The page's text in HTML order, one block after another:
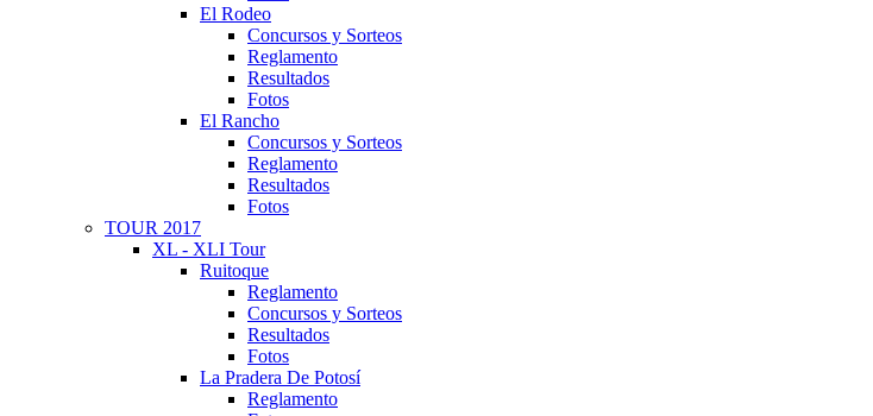
El Rodeo
Concursos y Sorteos
Reglamento
Resultados
Fotos
El Rancho
Concursos y Sorteos
Reglamento
Resultados
Fotos
TOUR 2017
XL - XLI Tour
Ruitoque
Reglamento
Concursos y Sorteos
Resultados
Fotos
La Pradera De Potosí
Reglamento